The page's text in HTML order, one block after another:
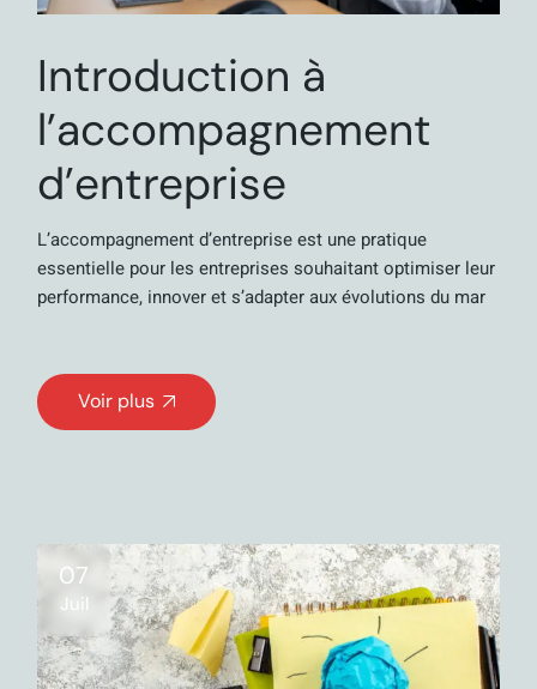
Introduction à
l’accompagnement
d’entreprise
L’accompagnement d’entreprise est une pratique
essentielle pour les entreprises souhaitant optimiser leur
performance, innover et s’adapter aux évolutions du mar
Voir plus
07
Juil